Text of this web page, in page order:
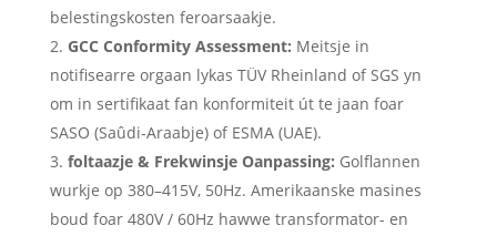
belestingskosten feroarsaakje.
GCC Conformity Assessment: Meitsje in
notifisearre orgaan lykas TÜV Rheinland of SGS yn
om in sertifikaat fan konformiteit út te jaan foar
SASO (Saûdi-Araabje) of ESMA (UAE).
foltaazje & Frekwinsje Oanpassing: Golflannen
wurkje op 380–415V, 50Hz. Amerikaanske masines
boud foar 480V / 60Hz hawwe transformator- en